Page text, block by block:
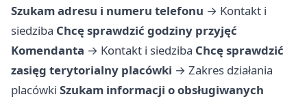
Szukam adresu i numeru telefonu → Kontakt i
siedziba Chcę sprawdzić godziny przyjęć
Komendanta → Kontakt i siedziba Chcę sprawdzić
zasięg terytorialny placówki → Zakres działania
placówki Szukam informacji o obsługiwanych